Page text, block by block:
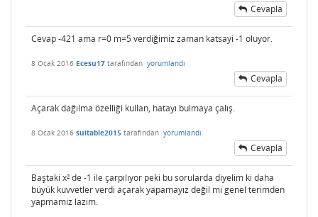
Cevapla
Cevap -421 ama r=0 m=5 verdiğimiz zaman katsayi -1 oluyor.
8 Ocak 2016 Ecesu17 tarafından yorumlandı
Cevapla
Açarak dağılma özelliği kullan, hatayı bulmaya çalış.
8 Ocak 2016 suitable2015 tarafından yorumlandı
Cevapla
Baştaki x² de -1 ile çarpılıyor peki bu sorularda diyelim ki daha
büyük kuvvetler verdi açarak yapamayız değil mi genel terimden
yapmamiz lazim.